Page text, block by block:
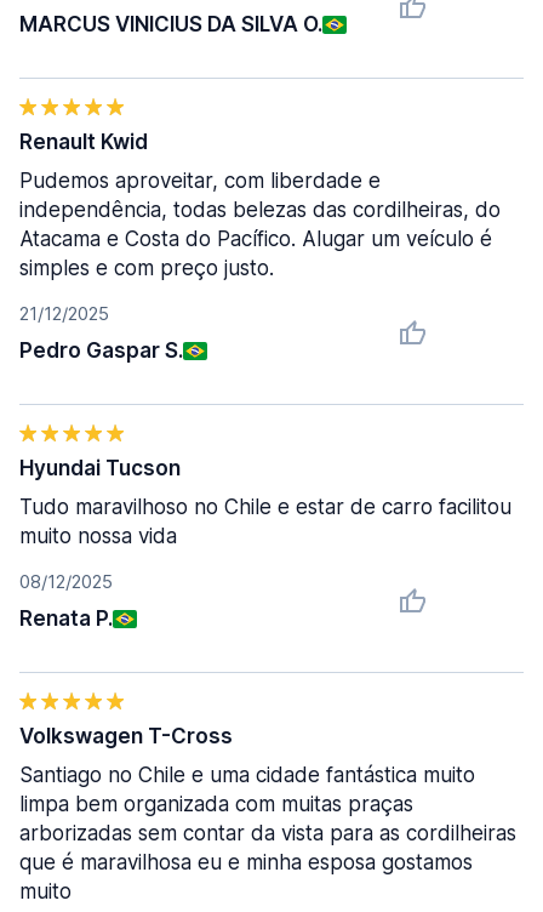
MARCUS VINICIUS DA SILVA O.
21/12/2025
Pedro Gaspar S.
Renault Kwid
Pudemos aproveitar, com liberdade e
independência, todas belezas das cordilheiras, do
Atacama e Costa do Pacífico. Alugar um veículo é
simples e com preço justo.
08/12/2025
Renata P.
Hyundai Tucson
Tudo maravilhoso no Chile e estar de carro facilitou
muito nossa vida
Volkswagen T-Cross
Santiago no Chile e uma cidade fantástica muito
limpa bem organizada com muitas praças
arborizadas sem contar da vista para as cordilheiras
que é maravilhosa eu e minha esposa gostamos
muito